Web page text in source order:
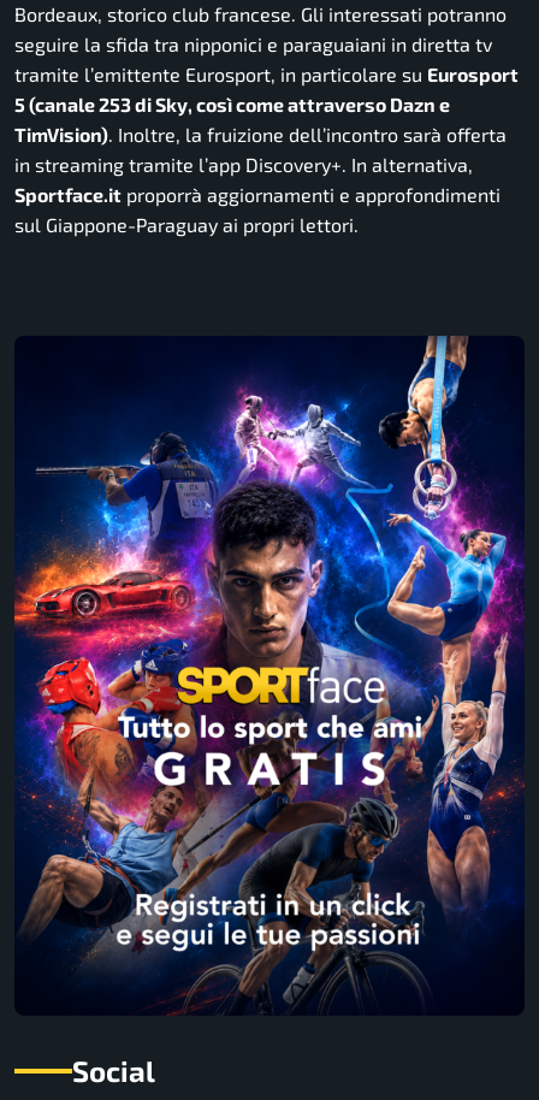
Bordeaux, storico club francese. Gli interessati potranno
seguire la sfida tra nipponici e paraguaiani in diretta tv
tramite l’emittente Eurosport, in particolare su Eurosport
5 (canale 253 di Sky, così come attraverso Dazn e
TimVision) . Inoltre, la fruizione dell’incontro sarà offerta
in streaming tramite l’app Discovery+. In alternativa,
Sportface.it proporrà aggiornamenti e approfondimenti
sul Giappone-Paraguay ai propri lettori.
Social